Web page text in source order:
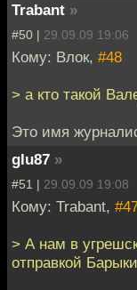
Trabant »
#50 | 29.09.09 19:06
Кому: Влок, #48
> а кто такой
Это имя
glu87 »
#51 | 29.09.09 19:08
Кому: Trabant,
> А нам в
отправкой